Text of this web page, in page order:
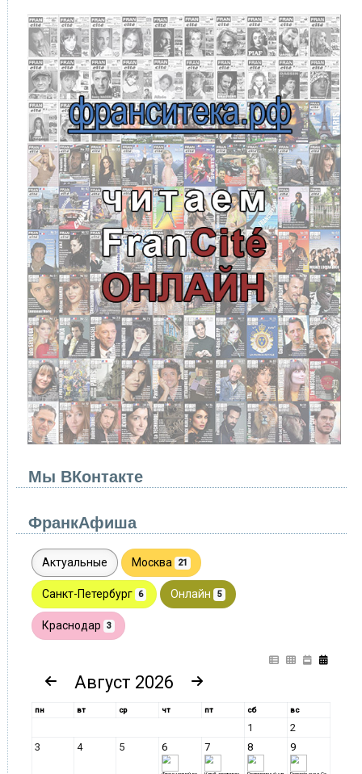
Мы ВКонтакте
ФранкАфиша